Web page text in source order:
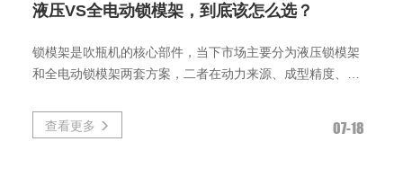
液压VS全电动锁模架，到底该怎么选？
锁模架是吹瓶机的核心部件，当下市场主要分为液压锁模架
和全电动锁模架两套方案，二者在动力来源、成型精度、能
查看更多 07-18